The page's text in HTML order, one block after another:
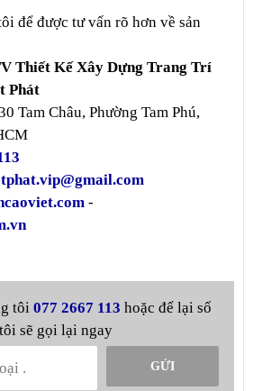
để được tư vấn rõ hơn về sản
Thiết Kế Xây Dựng Trang Trí
Phát
Tam Châu, Phường Tam Phú,
-
tôi 077 2667 113 hoặc để lại số
sẽ gọi lại ngay
GỬI